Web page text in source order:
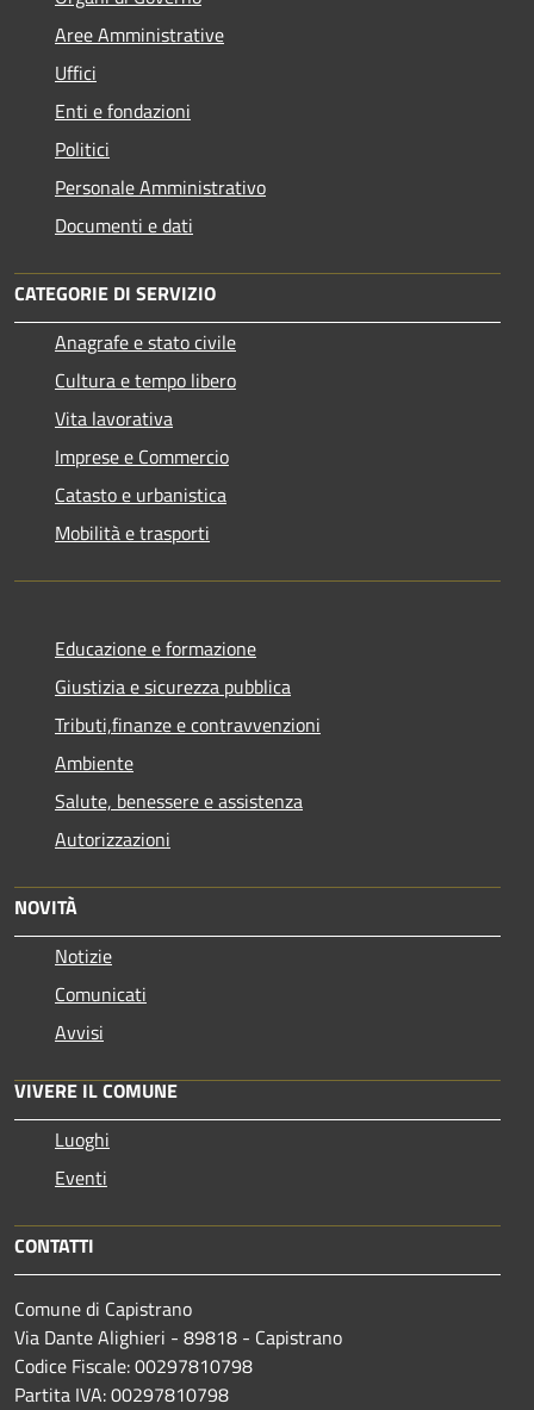
Aree Amministrative
Uffici
Enti e fondazioni
Politici
Personale Amministrativo
Documenti e dati
CATEGORIE DI SERVIZIO
Anagrafe e stato civile
Cultura e tempo libero
Vita lavorativa
Imprese e Commercio
Catasto e urbanistica
Mobilità e trasporti
Educazione e formazione
Giustizia e sicurezza pubblica
Tributi,finanze e contravvenzioni
Ambiente
Salute, benessere e assistenza
Autorizzazioni
NOVITÀ
Notizie
Comunicati
Avvisi
VIVERE IL COMUNE
Luoghi
Eventi
CONTATTI
Comune di Capistrano
Via Dante Alighieri - 89818 - Capistrano
Codice Fiscale: 00297810798
Partita IVA: 00297810798